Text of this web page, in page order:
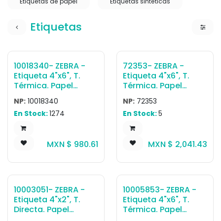
Etiquetas
México
10018340- ZEBRA -
Etiqueta 4"x6", T.
Térmica. Papel
Blanco, Z-Perform
1500T, para
Impresora Industrial,
1000/Rollo, con
Permanente, Perf.
Núcleo 3". Diámetro
8". 4 Rollos/caja.
Peso por caja 11.79
kg.
NP: 10018340
En Stock:1274
MXN $ 980.61
72353- ZEBRA -
Etiqueta 4"x6", T.
Térmica. Papel
Blanco, Z-Select
4000T (No Perf),
para Impresora
Industrial, 950/Rollo,
Permanente, Sin
paso. Núcleo 3".
Diámetro 8". 4
Rollos/caja. Peso
por caja 11.79 kg.
NP: 72353
En Stock:5
MXN $ 2,041.43
Destacado
10003051- ZEBRA -
Etiqueta 4"x2", T.
Directa. Papel
México
10005853- ZEBRA -
Etiqueta 4"x6", T.
Térmica. Papel